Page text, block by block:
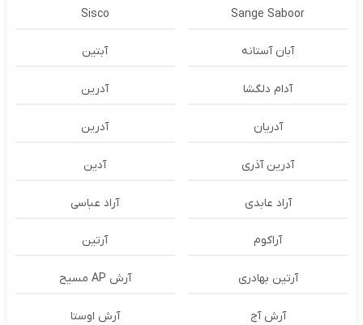
Sange Saboor
Sisco
آبان آستانه آبتین
آدام دلگشا آدرين
آدریان آدرین
آدرین آذری آدین
آراد عابدی آراد عباسی
آراکوم آرتین
آرتین بهادری آرش AP مسیح
آرش آج آرش اوستا